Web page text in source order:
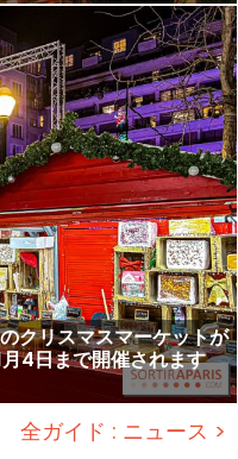
クリスマスマーケットが
4日まで開催されます
全ガイド : ニュース >